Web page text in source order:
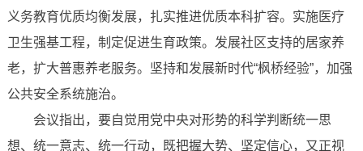
义务教育优质均衡发展，扎实推进优质本科扩容。实施医疗
卫生强基工程，制定促进生育政策。发展社区支持的居家养
老，扩大普惠养老服务。坚持和发展新时代“枫桥经验”，加强
公共安全系统施治。
会议指出，要自觉用党中央对形势的科学判断统一思
想、统一意志、统一行动，既把握大势、坚定信心，又正视